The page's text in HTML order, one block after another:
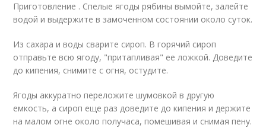
Приготовление . Спелые ягоды рябины вымойте, залейте
водой и выдержите в замоченном состоянии около суток.
Из сахара и воды сварите сироп. В горячий сироп
отправьте всю ягоду, "притапливая" ее ложкой. Доведите
до кипения, снимите с огня, остудите.
Ягоды аккуратно переложите шумовкой в другую
емкость, а сироп еще раз доведите до кипения и держите
на малом огне около получаса, помешивая и снимая пену.